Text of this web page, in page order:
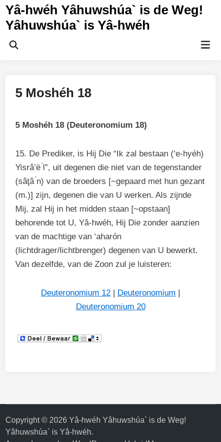
Ga
naar
inhoud
Yâ-hwéh Yâhuwshúa` is de Weg!
Yâhuwshúa` is Yâ-hwéh
Zoeken
5 Moshéh 18
5 Moshéh 18 (Deuteronomium 18)
15. De Prediker, is Hij Die “Ik zal bestaan (‘e-hyéh)
Yisrâ’ë ́l”, uit degenen die niet van de tegenstander
(sâţâ ́n) van de broeders [~gepaard met hun gezant
(m.)] zijn, degenen die van U werken. Als zijnde
Mij, zal Hij in het midden staan [~opstaan]
behorende tot U, Yâ-hwéh, Hij Die zonder aanzien
van de machtige van ‘aharón
(lichtdrager/lichtbrenger) degenen van U bewerkt.
Van dezelfde, van de Zoon zul je luisteren:
Deuteronomium 12 | Deuteronomium |
Deuteronomium 20
Copyright © 2026Yâ-hwéh Yâhuwshúa` is de Weg!
Yâhuwshúa` is Yâ-hwéh.